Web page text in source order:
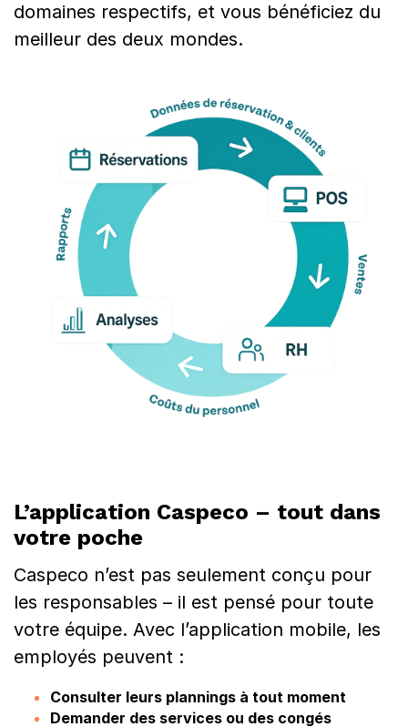
domaines respectifs, et vous bénéficiez du
meilleur des deux mondes.
L’application Caspeco – tout dans
votre poche
Caspeco n’est pas seulement conçu pour
les responsables – il est pensé pour toute
votre équipe. Avec l’application mobile, les
employés peuvent :
Consulter leurs plannings à tout moment
Demander des services ou des congés